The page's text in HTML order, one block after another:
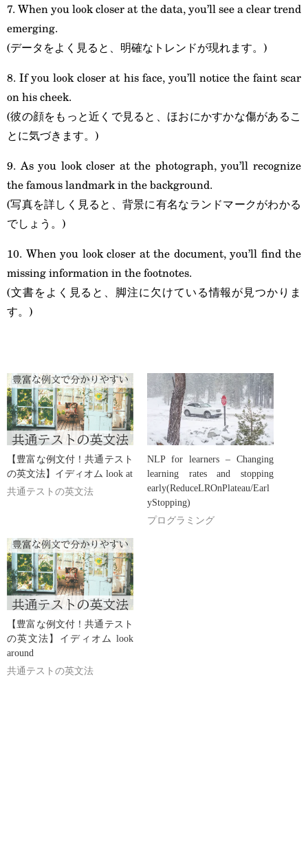
7. When you look closer at the data, you’ll see a clear trend
emerging.
(データをよく見ると、明確なトレンドが現れます。)
8. If you look closer at his face, you’ll notice the faint scar
on his cheek.
(彼の顔をもっと近くで見ると、ほおにかすかな傷があるこ
とに気づきます。)
9. As you look closer at the photograph, you’ll recognize
the famous landmark in the background.
(写真を詳しく見ると、背景に有名なランドマークがわかる
でしょう。)
10. When you look closer at the document, you’ll find the
missing information in the footnotes.
(文書をよく見ると、脚注に欠けている情報が見つかりま
す。)
【豊富な例文付！共通テスト
の英文法】イディオム look at
共通テストの英文法
NLP for learners – Changing
learning rates and stopping
early(ReduceLROnPlateau/Earl
yStopping)
プログラミング
【豊富な例文付！共通テスト
の英文法】イディオム look
around
共通テストの英文法